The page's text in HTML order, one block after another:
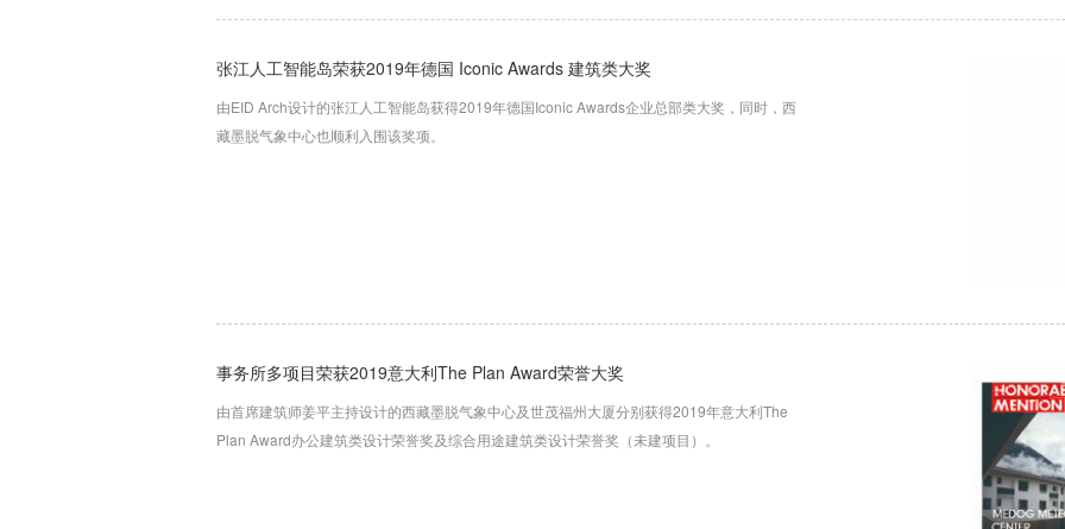
张江人工智能岛荣获2019年德国 Iconic Awards 建筑类大奖
由EID Arch设计的张江人工智能岛获得2019年德国Iconic Awards企业总部类大奖，同时，西
藏墨脱气象中心也顺利入围该奖项。
事务所多项目荣获2019意大利The Plan Award荣誉大奖
由首席建筑师姜平主持设计的西藏墨脱气象中心及世茂福州大厦分别获得2019年意大利The
Plan Award办公建筑类设计荣誉奖及综合用途建筑类设计荣誉奖（未建项目）。